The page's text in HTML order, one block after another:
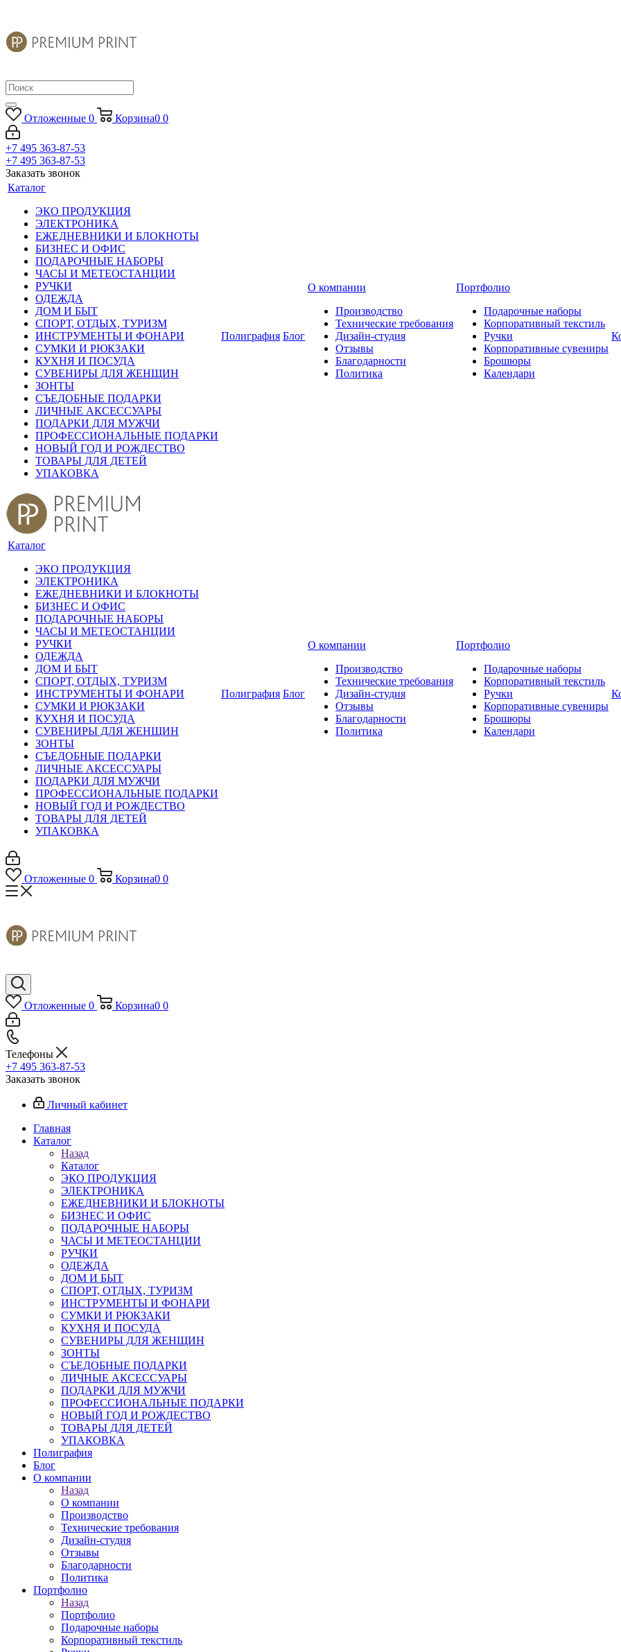
Отложенные 0 Корзина0 0
+7 495 363-87-53
+7 495 363-87-53
Заказать звонок
Каталог
ЭКО ПРОДУКЦИЯ
ЭЛЕКТРОНИКА
ЕЖЕДНЕВНИКИ И БЛОКНОТЫ
БИЗНЕС И ОФИС
ПОДАРОЧНЫЕ НАБОРЫ
ЧАСЫ И МЕТЕОСТАНЦИИ
РУЧКИ
ОДЕЖДА
ДОМ И БЫТ
СПОРТ, ОТДЫХ, ТУРИЗМ
ИНСТРУМЕНТЫ И ФОНАРИ
СУМКИ И РЮКЗАКИ
КУХНЯ И ПОСУДА
СУВЕНИРЫ ДЛЯ ЖЕНЩИН
ЗОНТЫ
СЪЕДОБНЫЕ ПОДАРКИ
ЛИЧНЫЕ АКСЕССУАРЫ
ПОДАРКИ ДЛЯ МУЖЧИ
ПРОФЕССИОНАЛЬНЫЕ ПОДАРКИ
НОВЫЙ ГОД И РОЖДЕСТВО
ТОВАРЫ ДЛЯ ДЕТЕЙ
УПАКОВКА
Полиграфия Блог
О компании
Производство
Технические требования
Дизайн-студия
Отзывы
Благодарности
Политика
Портфолио
Подарочные наборы
Корпоративный текстиль
Ручки
Корпоративные сувениры
Брошюры
Календари
Каталог
ЭКО ПРОДУКЦИЯ
ЭЛЕКТРОНИКА
ЕЖЕДНЕВНИКИ И БЛОКНОТЫ
БИЗНЕС И ОФИС
ПОДАРОЧНЫЕ НАБОРЫ
ЧАСЫ И МЕТЕОСТАНЦИИ
РУЧКИ
ОДЕЖДА
ДОМ И БЫТ
СПОРТ, ОТДЫХ, ТУРИЗМ
ИНСТРУМЕНТЫ И ФОНАРИ
СУМКИ И РЮКЗАКИ
КУХНЯ И ПОСУДА
СУВЕНИРЫ ДЛЯ ЖЕНЩИН
ЗОНТЫ
СЪЕДОБНЫЕ ПОДАРКИ
ЛИЧНЫЕ АКСЕССУАРЫ
ПОДАРКИ ДЛЯ МУЖЧИ
ПРОФЕССИОНАЛЬНЫЕ ПОДАРКИ
НОВЫЙ ГОД И РОЖДЕСТВО
ТОВАРЫ ДЛЯ ДЕТЕЙ
УПАКОВКА
Полиграфия Блог
О компании
Производство
Технические требования
Дизайн-студия
Отзывы
Благодарности
Политика
Портфолио
Подарочные наборы
Корпоративный текстиль
Ручки
Корпоративные сувениры
Брошюры
Календари
Отложенные 0 Корзина0 0
Отложенные 0 Корзина0 0
Телефоны
+7 495 363-87-53
Заказать звонок
Личный кабинет
Главная
Каталог
Назад
Каталог
ЭКО ПРОДУКЦИЯ
ЭЛЕКТРОНИКА
ЕЖЕДНЕВНИКИ И БЛОКНОТЫ
БИЗНЕС И ОФИС
ПОДАРОЧНЫЕ НАБОРЫ
ЧАСЫ И МЕТЕОСТАНЦИИ
РУЧКИ
ОДЕЖДА
ДОМ И БЫТ
СПОРТ, ОТДЫХ, ТУРИЗМ
ИНСТРУМЕНТЫ И ФОНАРИ
СУМКИ И РЮКЗАКИ
КУХНЯ И ПОСУДА
СУВЕНИРЫ ДЛЯ ЖЕНЩИН
ЗОНТЫ
СЪЕДОБНЫЕ ПОДАРКИ
ЛИЧНЫЕ АКСЕССУАРЫ
ПОДАРКИ ДЛЯ МУЖЧИ
ПРОФЕССИОНАЛЬНЫЕ ПОДАРКИ
НОВЫЙ ГОД И РОЖДЕСТВО
ТОВАРЫ ДЛЯ ДЕТЕЙ
УПАКОВКА
Полиграфия
Блог
О компании
Назад
О компании
Производство
Технические требования
Дизайн-студия
Отзывы
Благодарности
Политика
Портфолио
Назад
Портфолио
Подарочные наборы
Корпоративный текстиль